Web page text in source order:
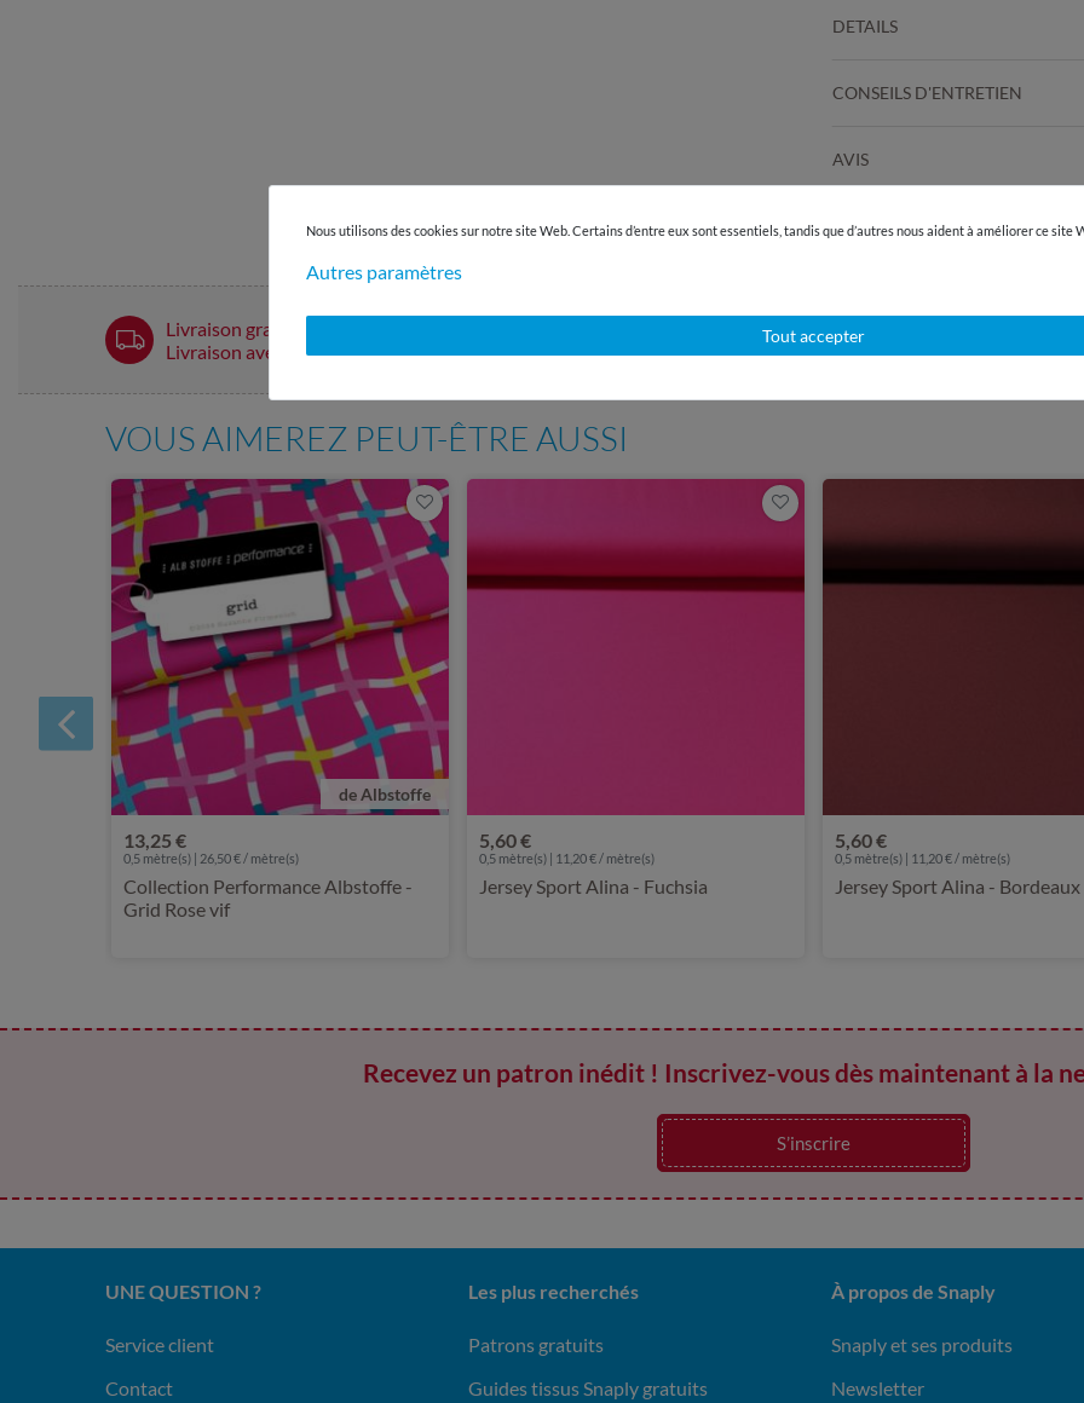
Déplacez la souris sur l'image pour zoomer
DETAILS
CONSEILS D'ENTRETIEN
AVIS
INFORMATIONS DU
Livraison gratuite à partir de 60 € -
Livraison avec DHL
en 24h
VOUS AIMEREZ PEUT-ÊTRE AUSSI
de Albstoffe
13,25 €
0,5 mètre(s) | 26,50 € / mètre(s)
Collection Performance Albstoffe -
Grid Rose vif
5,60 €
0,5 mètre(s) | 11,20 € / mètre(s)
Jersey Sport Alina - Fuchsia
5,60 €
0,5 mètre(s) | 11,20 € / mètre(s)
Jersey Sport Alina - Bordeaux
Recevez un patron inédit ! Inscrivez-vous dès maintenant à la
S’inscrire
Nous utilisons des cookies sur notre site Web. Certains d’entre eux sont essentiels, tandis que d’autres nous aident à améliorer ce site
Autres paramètres
Tout accepter
UNE QUESTION ?
Service client
Contact
Les plus recherchés
Patrons gratuits
Guides tissus Snaply gratuits
À propos de Snaply
Snaply et ses produits
Newsletter